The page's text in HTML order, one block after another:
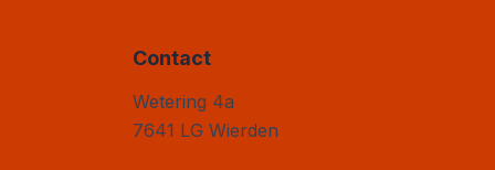
Contact
Vloertegel Outlet
Wetering 4a
7641 LG Wierden